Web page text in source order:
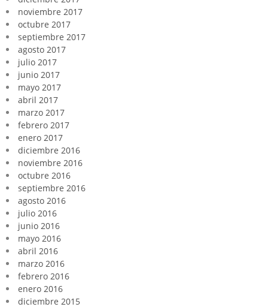
noviembre 2017
octubre 2017
septiembre 2017
agosto 2017
julio 2017
junio 2017
mayo 2017
abril 2017
marzo 2017
febrero 2017
enero 2017
diciembre 2016
noviembre 2016
octubre 2016
septiembre 2016
agosto 2016
julio 2016
junio 2016
mayo 2016
abril 2016
marzo 2016
febrero 2016
enero 2016
diciembre 2015